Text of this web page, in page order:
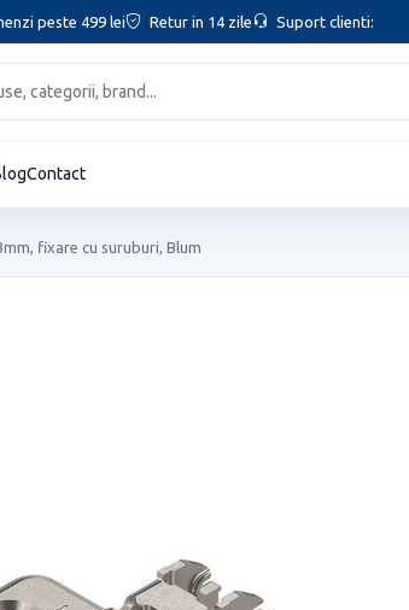
peste 499 lei Retur in 14 zile Suport clienti:
Contact
fixare cu suruburi, Blum